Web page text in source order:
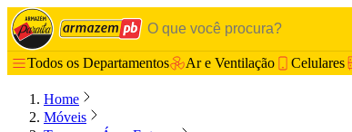
Todos os Departamentos Ar e Ventilação Celulares
Home
Móveis